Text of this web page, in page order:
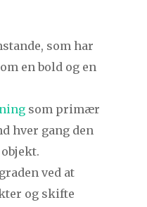
som har
en bold og en
som primær
hver gang den
ved at
og skifte